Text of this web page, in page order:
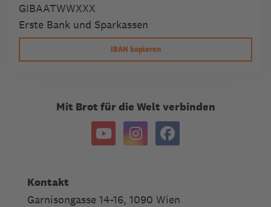
GIBAATWWXXX
Erste Bank und Sparkassen
IBAN kopieren
Mit Brot für die Welt verbinden
Kontakt
Garnisongasse 14-16, 1090 Wien